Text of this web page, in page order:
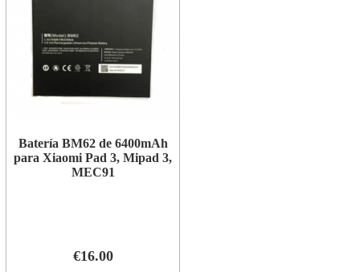
Batería BM62 de 6400mAh
para Xiaomi Pad 3, Mipad 3,
MEC91
€16.00